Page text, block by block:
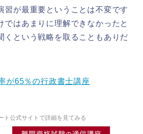
習が最重要ということは不変です
ではあまりに理解できなかったと
くという戦略を取ることもありだ
が65％の行政書士講座
ト公式サイトで詳細を見てみる